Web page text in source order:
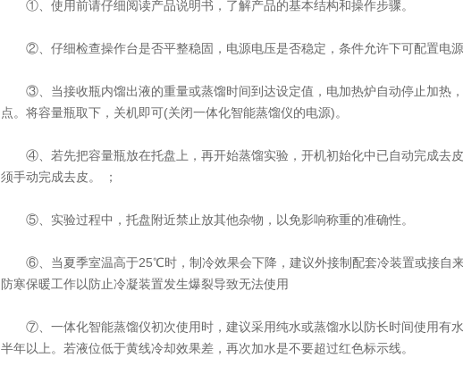
①、使用前请仔细阅读产品说明书，了解产品的基本结构和操作步骤。
②、仔细检查操作台是否平整稳固，电源电压是否稳定，条件允许下可配置电源
③、当接收瓶内馏出液的重量或蒸馏时间到达设定值，电加热炉自动停止加热
点。将容量瓶取下，关机即可(关闭一体化智能蒸馏仪的电源)。
④、若先把容量瓶放在托盘上，再开始蒸馏实验，开机初始化中已自动完成去
须手动完成去皮。 ；
⑤、实验过程中，托盘附近禁止放其他杂物，以免影响称重的准确性。
⑥、当夏季室温高于25℃时，制冷效果会下降，建议外接制配套冷装置或接自
防寒保暖工作以防止冷凝装置发生爆裂导致无法使用
⑦、一体化智能蒸馏仪初次使用时，建议采用纯水或蒸馏水以防长时间使用有水
半年以上。若液位低于黄线冷却效果差，再次加水是不要超过红色标示线。